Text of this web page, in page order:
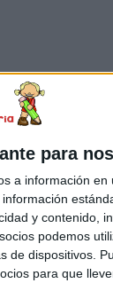
para
a información
y contenido,
podemos
de dispositivos.
para que